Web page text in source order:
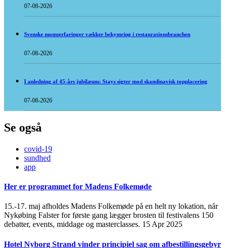
07-08-2026
Svenske momserfaringer vækker bekymring i restaurationsbranchen
07-08-2026
I anledning af 45-års jubilæum: Stays sigter mod skandinavisk topplacering
07-08-2026
Se også
covid-19
sundhed
app
Her er programmet for Madens Folkemøde
15.-17. maj afholdes Madens Folkemøde på en helt ny lokation, når
Nykøbing Falster for første gang lægger brosten til festivalens 150
debatter, events, middage og masterclasses. 15 Apr 2025
Hotel Nyborg Strand vinder principiel sag om afbestillingsgebyr